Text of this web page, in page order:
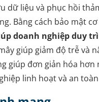
dữ liệu và phục hồi
Bằng cách bảo mật
doanh nghiệp duy
giúp giảm độ trễ và
giúp đơn giản hóa
linh hoạt và an